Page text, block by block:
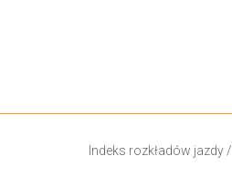
Indeks rozkładów jazdy/